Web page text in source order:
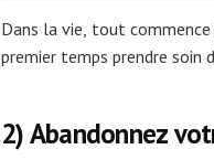
Dans la vie, tout commence
premier temps prendre soin
2) Abandonnez